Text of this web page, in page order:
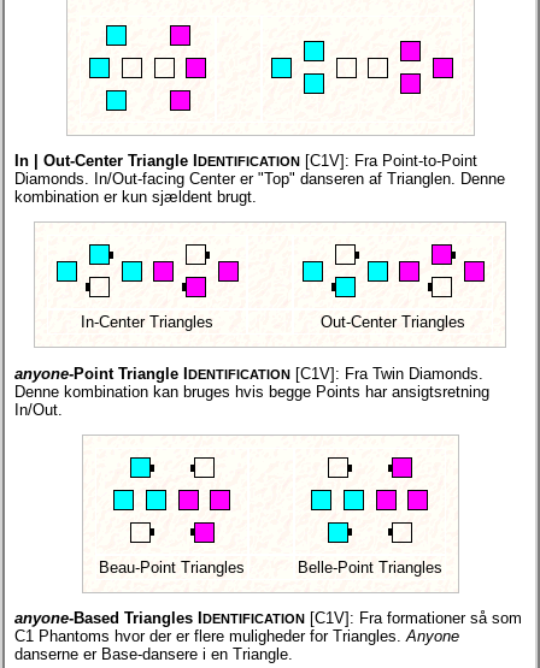
In | Out-Center Triangle I DENTIFICATION [C1V]: Fra Point-to-Point
Diamonds. In/Out-facing Center er "Top" danseren af Trianglen. Denne
kombination er kun sjældent brugt.
In-Center Triangles Out-Center Triangles
anyone-Point Triangle IDENTIFICATION [C1V]: Fra Twin Diamonds.
Denne kombination kan bruges hvis begge Points har ansigtsretning
In/Out.
Beau-Point Triangles Belle-Point Triangles
anyone-Based Triangles I DENTIFICATION [C1V]: Fra formationer så som
C1 Phantoms hvor der er flere muligheder for Triangles.Anyone
danserne er Base-dansere i en Triangle.